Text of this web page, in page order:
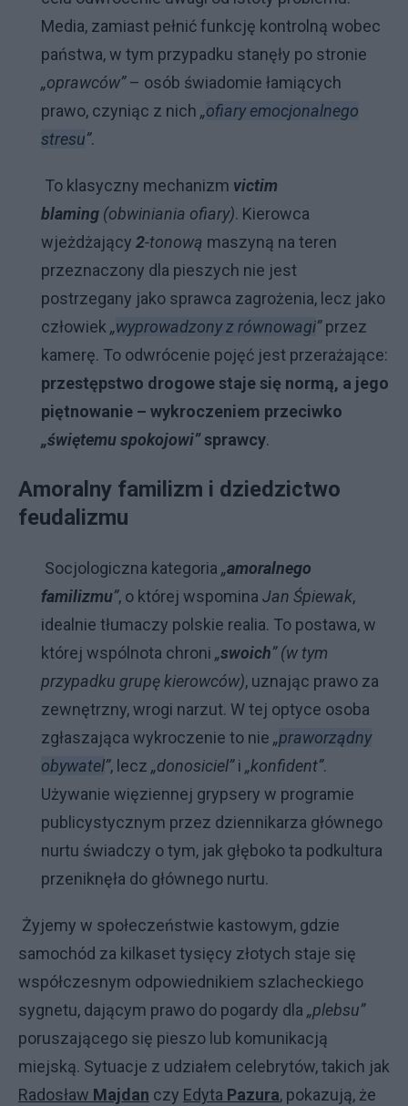
Media, zamiast pełnić funkcję kontrolną wobec
państwa, w tym przypadku stanęły po stronie
„oprawców”– osób świadomie łamiących
prawo, czyniąc z nich „ofiary emocjonalnego
stresu”.
To klasyczny mechanizm victim
blaming (obwiniania ofiary). Kierowca
wjeżdżający 2-tonową maszyną na teren
przeznaczony dla pieszych nie jest
postrzegany jako sprawca zagrożenia, lecz jako
człowiek „wyprowadzony z równowagi”przez
kamerę. To odwrócenie pojęć jest przerażające:
przestępstwo drogowe staje się normą, a jego
piętnowanie – wykroczeniem przeciwko
„świętemu spokojowi”sprawcy.
Amoralny familizm i dziedzictwo
feudalizmu
Socjologiczna kategoria „amoralnego
familizmu”, o której wspomina Jan Śpiewak,
idealnie tłumaczy polskie realia. To postawa, w
której wspólnota chroni „swoich” (w tym
przypadku grupę kierowców), uznając prawo za
zewnętrzny, wrogi narzut. W tej optyce osoba
zgłaszająca wykroczenie to nie „praworządny
obywatel”, lecz „donosiciel”i „konfident”.
Używanie więziennej grypsery w programie
publicystycznym przez dziennikarza głównego
nurtu świadczy o tym, jak głęboko ta podkultura
przeniknęła do głównego nurtu.
Żyjemy w społeczeństwie kastowym, gdzie
samochód za kilkaset tysięcy złotych staje się
współczesnym odpowiednikiem szlacheckiego
sygnetu, dającym prawo do pogardy dla „plebsu”
poruszającego się pieszo lub komunikacją
miejską. Sytuacje z udziałem celebrytów, takich jak
Radosław Majdan czy Edyta Pazura, pokazują, że